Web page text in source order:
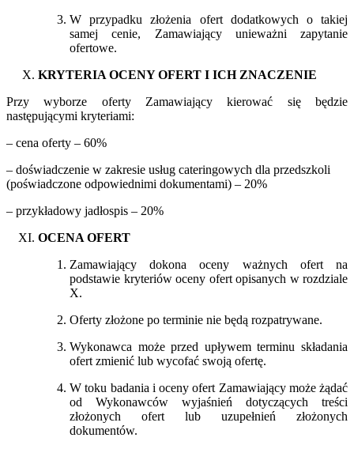
W przypadku złożenia ofert dodatkowych o takiej
samej cenie, Zamawiający unieważni zapytanie
ofertowe.
KRYTERIA OCENY OFERT I ICH ZNACZENIE
Przy wyborze oferty Zamawiający kierować się będzie
następującymi kryteriami:
– cena oferty – 60%
– doświadczenie w zakresie usług cateringowych dla przedszkoli
(poświadczone odpowiednimi dokumentami) – 20%
– przykładowy jadłospis – 20%
OCENA OFERT
Zamawiający dokona oceny ważnych ofert na
podstawie kryteriów oceny ofert opisanych w rozdziale
X.
Oferty złożone po terminie nie będą rozpatrywane.
Wykonawca może przed upływem terminu składania
ofert zmienić lub wycofać swoją ofertę.
W toku badania i oceny ofert Zamawiający może żądać
od Wykonawców wyjaśnień dotyczących treści
złożonych ofert lub uzupełnień złożonych
dokumentów.